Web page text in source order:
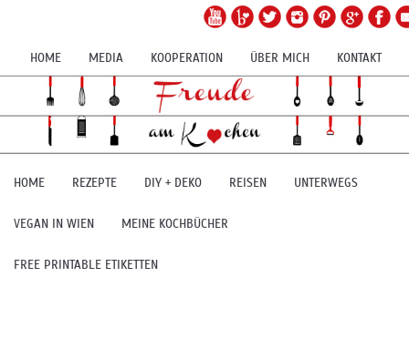
HOME MEDIA KOOPERATION ÜBER MICH KONTAKT
HOME REZEPTE DIY + DEKO REISEN UNTERWEGS
VEGAN IN WIEN MEINE KOCHBÜCHER
FREE PRINTABLE ETIKETTEN